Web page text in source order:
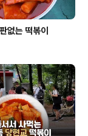
없는 떡볶이